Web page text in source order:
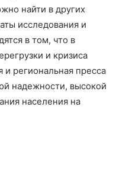
найти в других
исследования и
в том, что в
и кризиса
и региональная пресса
надежности, высокой
населения на